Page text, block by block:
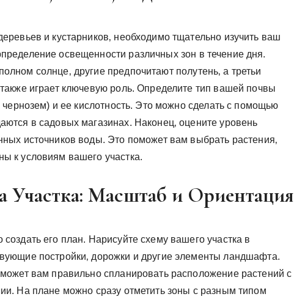
и кустарников‚ необходимо тщательно изучить ваш
освещенности различных зон в течение дня.
солнце‚ другие предпочитают полутень‚ а третьи
играет ключевую роль. Определите тип вашей почвы
чернозем) и ее кислотность. Это можно сделать с помощью
в садовых магазинах. Наконец‚ оцените уровень
источников воды. Это поможет вам выбрать растения‚
к условиям вашего участка.
Участка: Масштаб и Ориентация
его план. Нарисуйте схему вашего участка в
постройки‚ дорожки и другие элементы ландшафта.
вам правильно спланировать расположение растений с
На плане можно сразу отметить зоны с разным типом